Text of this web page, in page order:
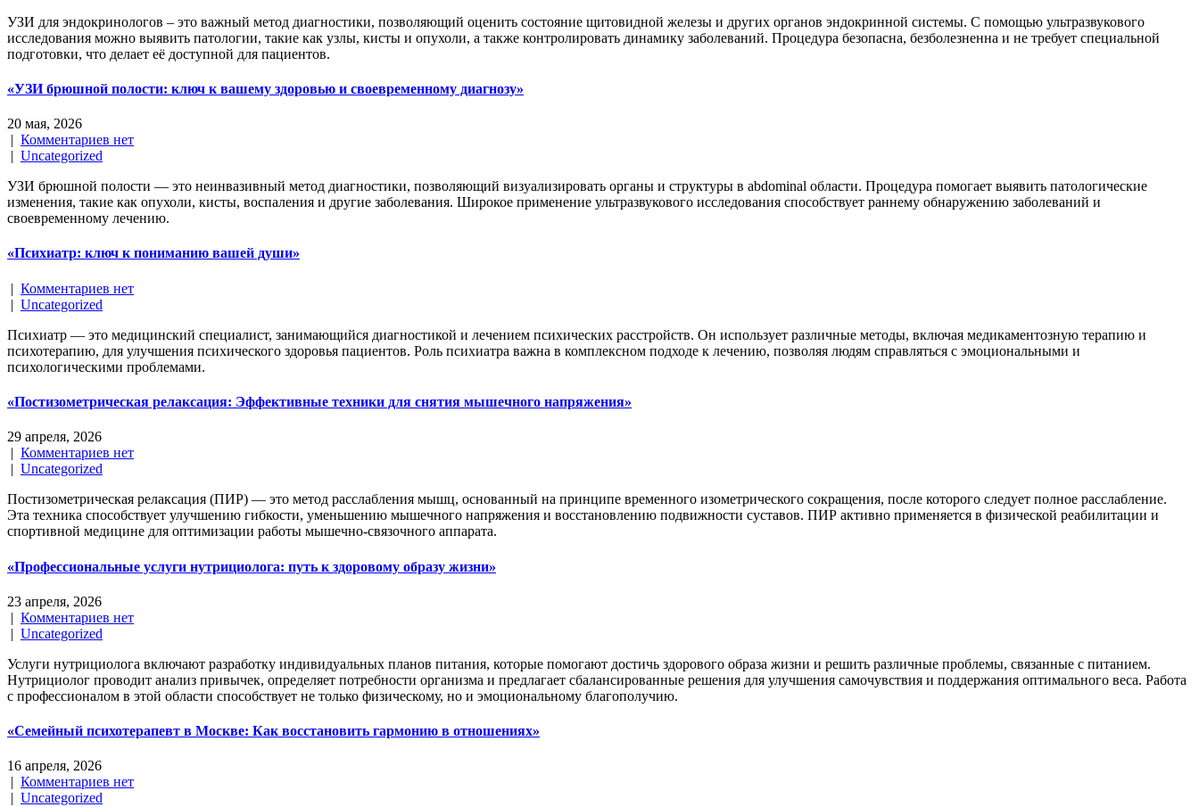
УЗИ для эндокринологов – это важный метод диагностики, позволяющий оценить состояние щитовидной железы и других органов эндокринной системы. С помощью ультразвукового
исследования можно выявить патологии, такие как узлы, кисты и опухоли, а также контролировать динамику заболеваний. Процедура безопасна, безболезненна и не требует специальной
подготовки, что делает её доступной для пациентов.
«УЗИ брюшной полости: ключ к вашему здоровью и своевременному диагнозу»
20 мая, 2026
| Комментариев нет
| Uncategorized
УЗИ брюшной полости — это неинвазивный метод диагностики, позволяющий визуализировать органы и структуры в abdominal области. Процедура помогает выявить патологические
изменения, такие как опухоли, кисты, воспаления и другие заболевания. Широкое применение ультразвукового исследования способствует раннему обнаружению заболеваний и
своевременному лечению.
«Психиатр: ключ к пониманию вашей души»
| Комментариев нет
| Uncategorized
Психиатр — это медицинский специалист, занимающийся диагностикой и лечением психических расстройств. Он использует различные методы, включая медикаментозную терапию и
психотерапию, для улучшения психического здоровья пациентов. Роль психиатра важна в комплексном подходе к лечению, позволяя людям справляться с эмоциональными и
психологическими проблемами.
«Постизометрическая релаксация: Эффективные техники для снятия мышечного напряжения»
29 апреля, 2026
| Комментариев нет
| Uncategorized
Постизометрическая релаксация (ПИР) — это метод расслабления мышц, основанный на принципе временного изометрического сокращения, после которого следует полное расслабление.
Эта техника способствует улучшению гибкости, уменьшению мышечного напряжения и восстановлению подвижности суставов. ПИР активно применяется в физической реабилитации и
спортивной медицине для оптимизации работы мышечно-связочного аппарата.
«Профессиональные услуги нутрициолога: путь к здоровому образу жизни»
23 апреля, 2026
| Комментариев нет
| Uncategorized
Услуги нутрициолога включают разработку индивидуальных планов питания, которые помогают достичь здорового образа жизни и решить различные проблемы, связанные с питанием.
Нутрициолог проводит анализ привычек, определяет потребности организма и предлагает сбалансированные решения для улучшения самочувствия и поддержания оптимального веса. Работа
с профессионалом в этой области способствует не только физическому, но и эмоциональному благополучию.
«Семейный психотерапевт в Москве: Как восстановить гармонию в отношениях»
16 апреля, 2026
| Комментариев нет
| Uncategorized